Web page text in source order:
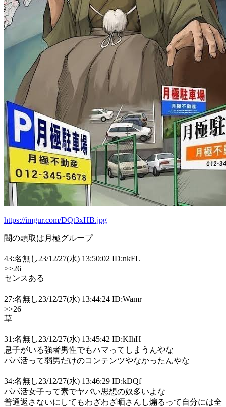
https://imgur.com/DQt3xHB.jpg
闇の頭取は月極グループ
43:名無し23/12/27(水) 13:50:02 ID:nkFL
>>26
センスある
27:名無し23/12/27(水) 13:44:24 ID:Wamr
>>26
草
31:名無し23/12/27(水) 13:45:42 ID:KIhH
息子がいる強者男性でもハマってしまうんやな
パパ活って弱男だけのコンテンツやなかったんやな
34:名無し23/12/27(水) 13:46:29 ID:kDQf
パパ活女子って素でヤバい思想の奴多いよな
普通返さないにしてもわざわざ晒さんし煽るって自分には全